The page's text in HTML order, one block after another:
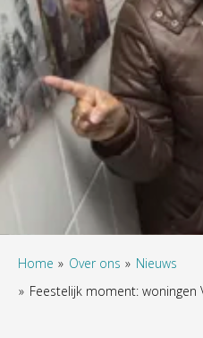
Home Over ons
Nieuws
Feestelijk moment: woningen